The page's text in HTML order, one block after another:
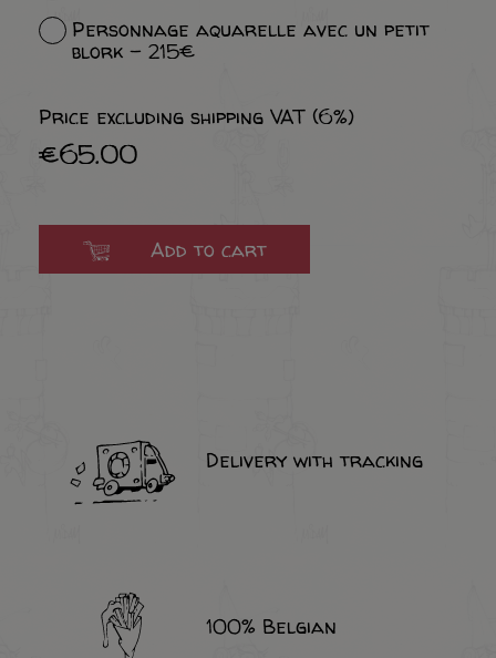
Personnage aquarelle avec un petit
blork - 215€
Price excluding shipping VAT (6%)
€65.00
Add to cart
Delivery with tracking
100% Belgian